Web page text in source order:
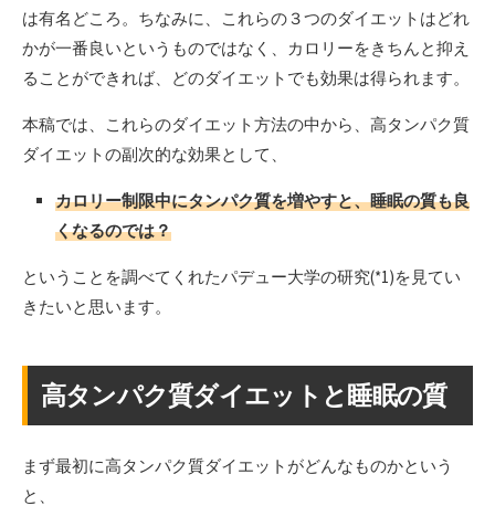
は有名どころ。ちなみに、これらの３つのダイエットはどれ
かが一番良いというものではなく、カロリーをきちんと抑え
ることができれば、どのダイエットでも効果は得られます。
本稿では、これらのダイエット方法の中から、高タンパク質
ダイエットの副次的な効果として、
カロリー制限中にタンパク質を増やすと、睡眠の質も良
くなるのでは？
ということを調べてくれたパデュー大学の研究(*1)を見てい
きたいと思います。
高タンパク質ダイエットと睡眠の質
まず最初に高タンパク質ダイエットがどんなものかという
と、